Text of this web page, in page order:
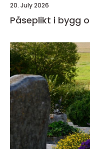
20. July 2026
Påseplikt i bygg